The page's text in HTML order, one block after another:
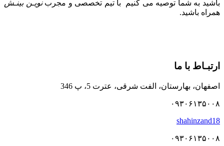
باشید به شما توصیه می کنیم با تیم تخصصی و مجربنویـن بینـش
همراه باشید.
ارتبـاط با ما
اصفهان، بهارستان، الفت شرقی، عترت 5، پ 346
۰۹۳۰۶۱۳۵۰۰۸
shahinzand18
۰۹۳۰۶۱۳۵۰۰۸